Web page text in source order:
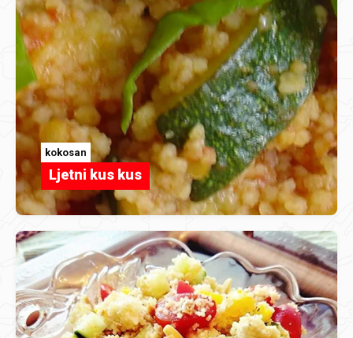
kokosan
Ljetni kus kus